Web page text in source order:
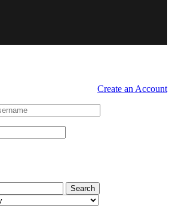
Create an Account
Search